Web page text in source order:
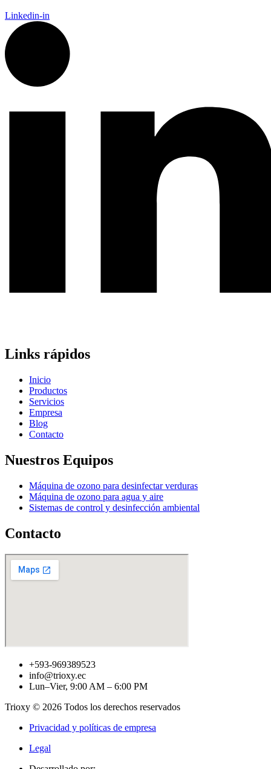
Linkedin-in
Links rápidos
Inicio
Productos
Servicios
Empresa
Blog
Contacto
Nuestros Equipos
Máquina de ozono para desinfectar verduras
Máquina de ozono para agua y aire
Sistemas de control y desinfección ambiental
Contacto
+593-969389523
info@trioxy.ec
Lun–Vier, 9:00 AM – 6:00 PM
Trioxy © 2026 Todos los derechos reservados
Privacidad y políticas de empresa
Legal